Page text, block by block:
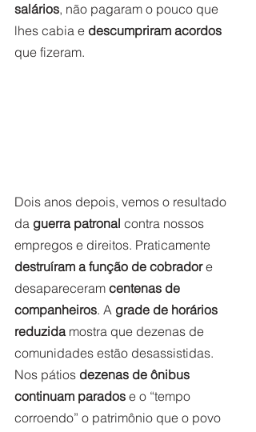
salários, não pagaram o pouco que
lhes cabia e descumpriram acordos
que fizeram.
Dois anos depois, vemos o resultado
da guerra patronal contra nossos
empregos e direitos. Praticamente
destruíram a função de cobrador e
desapareceram centenas de
companheiros. A grade de horários
reduzida mostra que dezenas de
comunidades estão desassistidas.
Nos pátios dezenas de ônibus
continuam parados e o “tempo
corroendo” o patrimônio que o povo